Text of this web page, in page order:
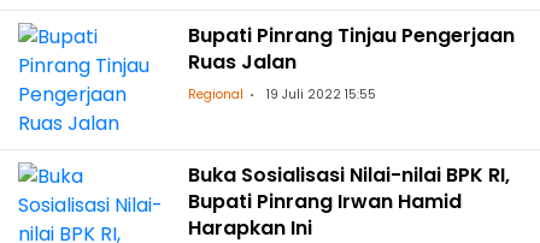
Bupati Pinrang Tinjau Pengerjaan
Ruas Jalan
Regional 19 Juli 2022 15:55
Buka Sosialisasi Nilai-nilai BPK RI,
Bupati Pinrang Irwan Hamid
Harapkan Ini